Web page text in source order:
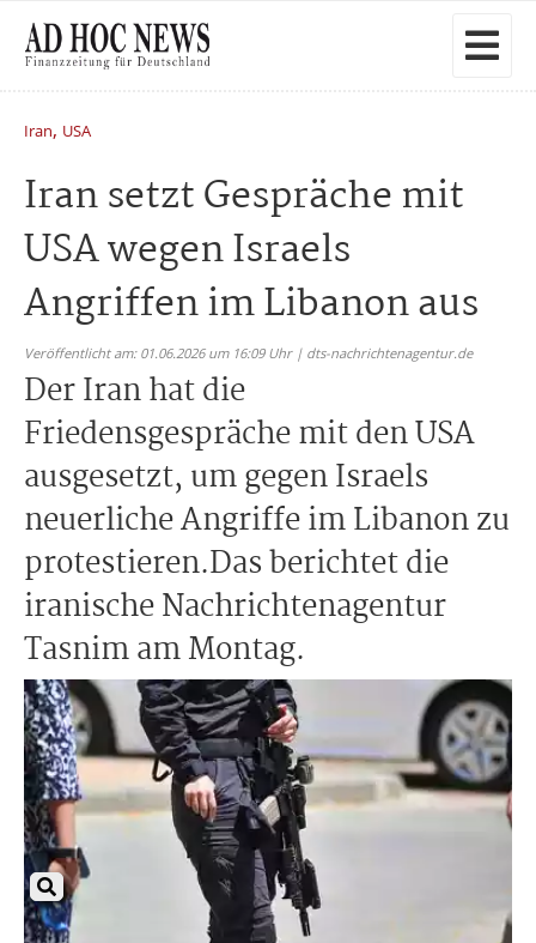
Iran, USA
Iran setzt Gespräche mit
USA wegen Israels
Angriffen im Libanon aus
Veröffentlicht am: 01.06.2026 um 16:09 Uhr | dts-nachrichtenagentur.de
Der Iran hat die
Friedensgespräche mit den USA
ausgesetzt, um gegen Israels
neuerliche Angriffe im Libanon zu
protestieren.Das berichtet die
iranische Nachrichtenagentur
Tasnim am Montag.